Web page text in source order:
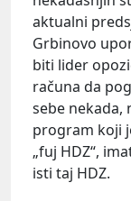
aktualni
Grbinovo
biti lider
računa da
sebe nekada,
program koji
„fuj HDZ“,
isti taj HDZ.